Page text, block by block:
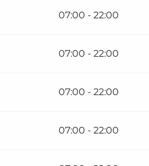
07:00 - 22:00
07:00 - 22:00
07:00 - 22:00
07:00 - 22:00